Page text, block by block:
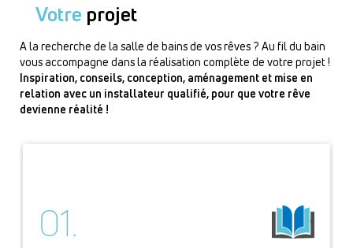
Votre projet
A la recherche de la salle de bains de vos rêves ? Au fil du bain
vous accompagne dans la réalisation complète de votre projet !
Inspiration, conseils, conception, aménagement et mise en
relation avec un installateur qualifié, pour que votre rêve
devienne réalité !
01.